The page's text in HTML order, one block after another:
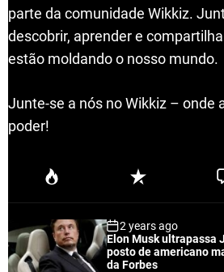
parte da comunidade Wikkiz.
descobrir, aprender e
estão moldando o nosso mundo.
Junte-se a nós no Wikkiz – onde
poder!
P
u
a
R
e
n
t
C
e
2 years ago
Elon Musk ultrapassa
posto de americano
da Forbes